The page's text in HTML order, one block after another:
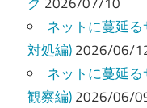
シ
ョ
ン
ネットに蔓延
対処編)2026/06/
ネットに蔓延
観察編)2026/06/